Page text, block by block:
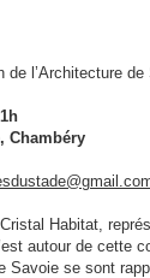
de l’Architecture de
Chambéry
Habitat,
autour de cette
se sont